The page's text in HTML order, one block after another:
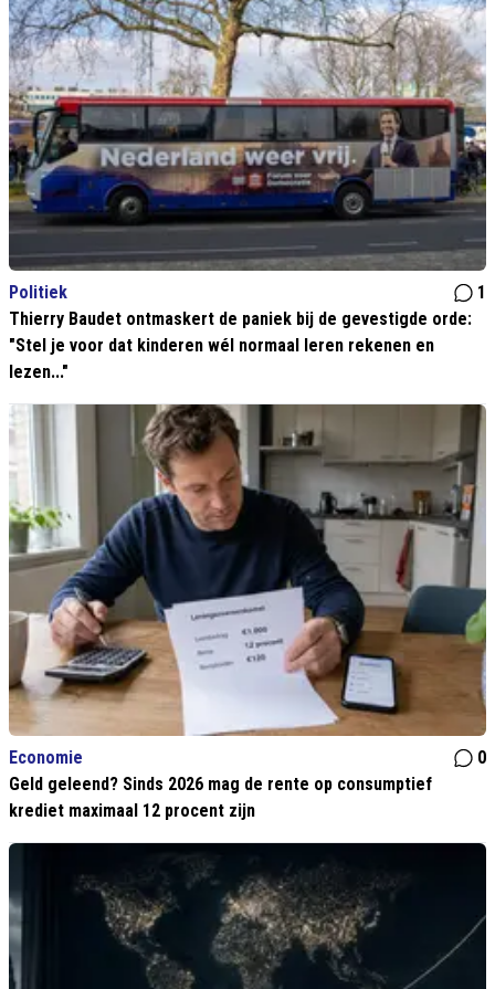
Politiek
1
Thierry Baudet ontmaskert de paniek bij de gevestigde orde:
"Stel je voor dat kinderen wél normaal leren rekenen en
lezen..."
Economie
0
Geld geleend? Sinds 2026 mag de rente op consumptief
krediet maximaal 12 procent zijn